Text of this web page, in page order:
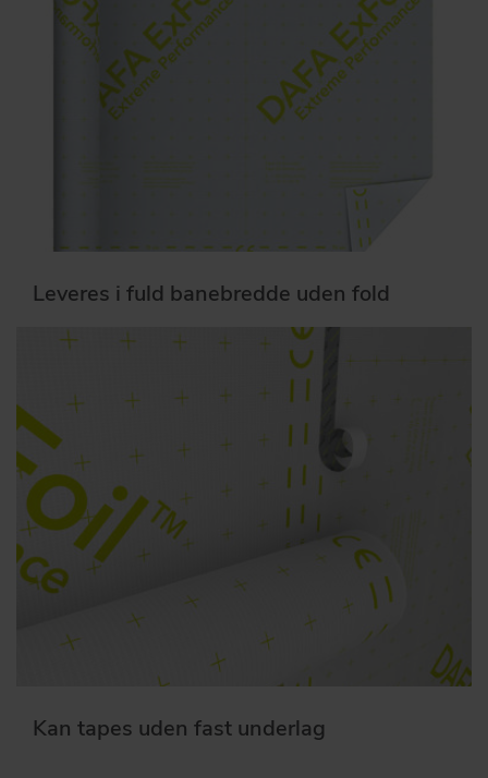
Leveres i fuld banebredde uden fold
Kan tapes uden fast underlag